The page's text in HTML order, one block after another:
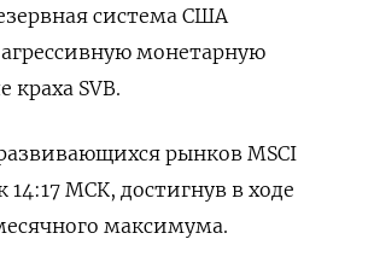
система США
монетарную
краха SVB.
рынков MSCI
14:17 МСК, достигнув в ходе
максимума.